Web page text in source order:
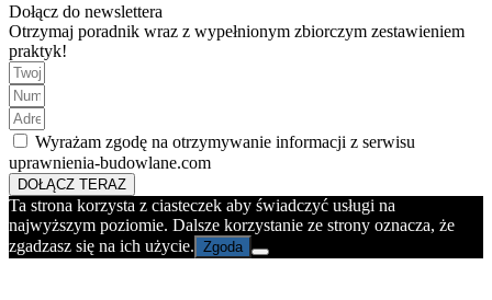
Dołącz do newslettera
Otrzymaj poradnik wraz z wypełnionym zbiorczym zestawieniem
praktyk!
Wyrażam zgodę na otrzymywanie informacji z serwisu
uprawnienia-budowlane.com
DOŁĄCZ TERAZ
Ta strona korzysta z ciasteczek aby świadczyć usługi na
najwyższym poziomie. Dalsze korzystanie ze strony oznacza, że
zgadzasz się na ich użycie. Zgoda